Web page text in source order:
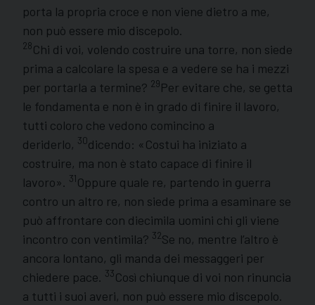
porta la propria croce e non viene dietro a me,
non può essere mio discepolo.
28Chi di voi, volendo costruire una torre, non siede
prima a calcolare la spesa e a vedere se ha i mezzi
per portarla a termine? 29Per evitare che, se getta
le fondamenta e non è in grado di finire il lavoro,
tutti coloro che vedono comincino a
deriderlo, 30dicendo: «Costui ha iniziato a
costruire, ma non è stato capace di finire il
lavoro». 31Oppure quale re, partendo in guerra
contro un altro re, non siede prima a esaminare se
può affrontare con diecimila uomini chi gli viene
incontro con ventimila? 32Se no, mentre l’altro è
ancora lontano, gli manda dei messaggeri per
chiedere pace. 33Così chiunque di voi non rinuncia
a tutti i suoi averi, non può essere mio discepolo.